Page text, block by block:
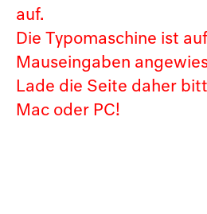
auf.
Die Typomaschine ist
Mauseingaben
Lade die Seite daher
Mac oder PC!